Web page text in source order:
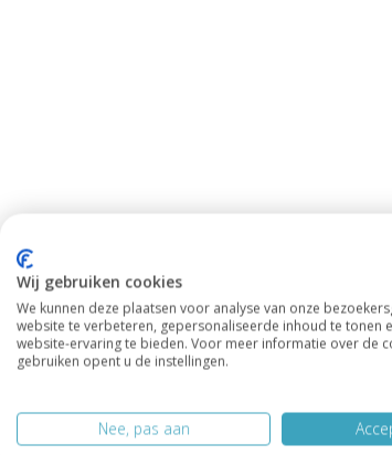
Wij gebruiken cookies
We kunnen deze plaatsen voor analyse van onze
website te verbeteren, gepersonaliseerde inhoud te tonen
website-ervaring te bieden. Voor meer informatie over de
gebruiken opent u de instellingen.
Nee, pas aan